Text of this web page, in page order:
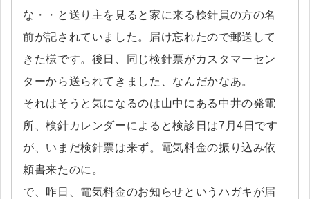
な・・と送り主を見ると家に来る検針員の方の名
前が記されていました。届け忘れたので郵送して
きた様です。後日、同じ検針票がカスタマーセン
ターから送られてきました、なんだかなあ。
それはそうと気になるのは山中にある中井の発電
所、検針カレンダーによると検診日は7月4日です
が、いまだ検針票は来ず。電気料金の振り込み依
頼書来たのに。
で、昨日、電気料金のお知らせというハガキが届